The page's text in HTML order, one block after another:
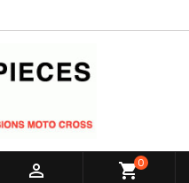
 shopping_cart0
×
×
Créer une liste d'envies
×
ajouter des produits
Connexion